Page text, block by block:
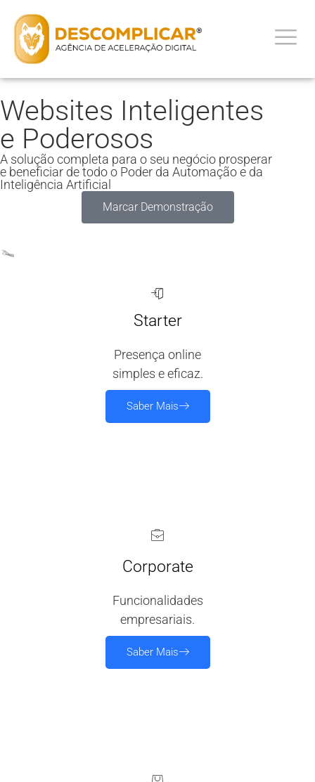
Websites Inteligentes
e Poderosos
A solução completa para o seu negócio prosperar
e beneficiar de todo o Poder da Automação e da
Inteligência Artificial
Marcar Demonstração
Starter
Presença online
simples e eficaz.
Saber Mais
Corporate
Funcionalidades
empresariais.
Saber Mais